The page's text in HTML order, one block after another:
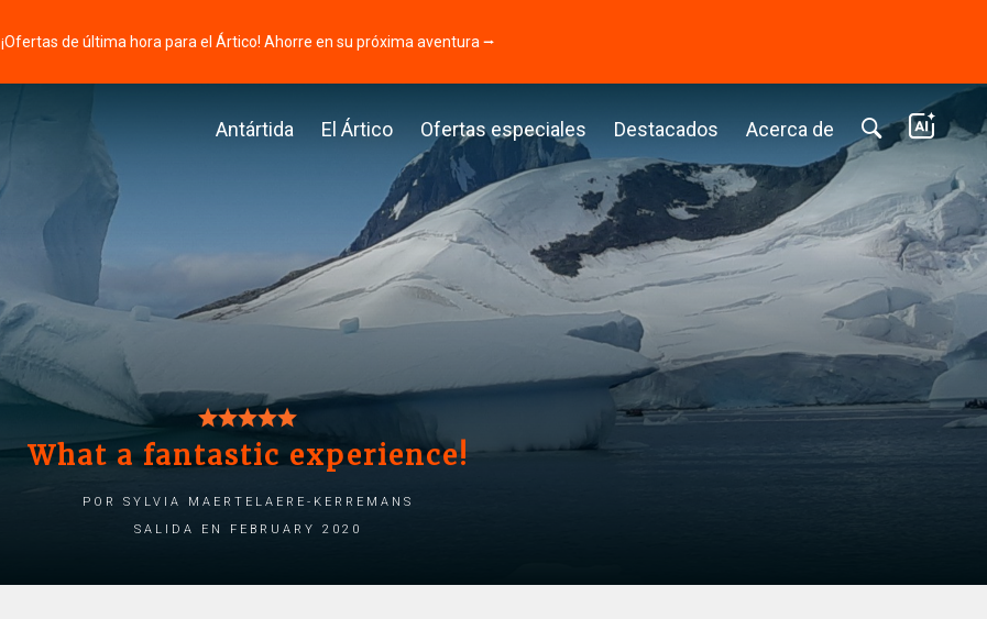
¡Ofertas de última hora para el Ártico! Ahorre en su próxima aventura ⭢
Antártida El Ártico Ofertas especiales Destacados Acerca de
What a fantastic experience!
por Sylvia Maertelaere-Kerremans
Salida en February 2020